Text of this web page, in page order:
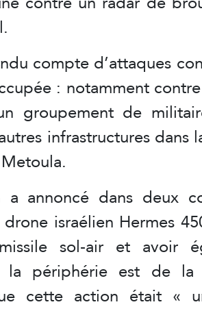
compte d’attaques
: notamment
groupement de
infrastructures
a annoncé dans deux
israélien Hermes
sol-air et avoir
la périphérie est de
cette action était «